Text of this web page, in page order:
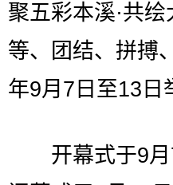
聚五彩本溪·共
等、团结、拼搏
年9月7日至13日
开幕式于9月7